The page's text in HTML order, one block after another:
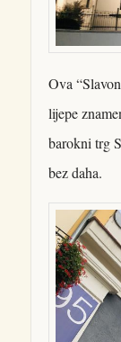
Ova
lijepe
barokni trg
bez daha.